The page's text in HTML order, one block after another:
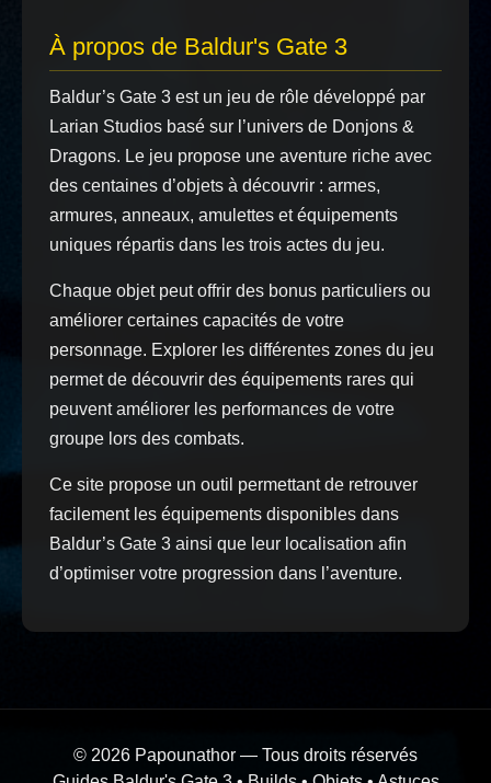
À propos de Baldur's Gate 3
Baldur’s Gate 3 est un jeu de rôle développé par
Larian Studios basé sur l’univers de Donjons &
Dragons. Le jeu propose une aventure riche avec
des centaines d’objets à découvrir : armes,
armures, anneaux, amulettes et équipements
uniques répartis dans les trois actes du jeu.
Chaque objet peut offrir des bonus particuliers ou
améliorer certaines capacités de votre
personnage. Explorer les différentes zones du jeu
permet de découvrir des équipements rares qui
peuvent améliorer les performances de votre
groupe lors des combats.
Ce site propose un outil permettant de retrouver
facilement les équipements disponibles dans
Baldur’s Gate 3 ainsi que leur localisation afin
d’optimiser votre progression dans l’aventure.
© 2026 Papounathor — Tous droits réservés